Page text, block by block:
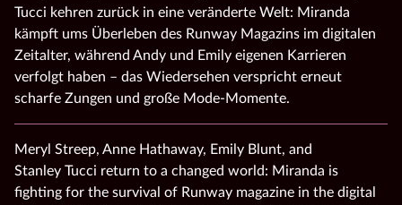
Tucci kehren zurück in eine veränderte Welt: Miranda
kämpft ums Überleben des Runway Magazins im digitalen
Zeitalter, während Andy und Emily eigenen Karrieren
verfolgt haben – das Wiedersehen verspricht erneut
scharfe Zungen und große Mode‑Momente.
Meryl Streep, Anne Hathaway, Emily Blunt, and
Stanley Tucci return to a changed world: Miranda is
fighting for the survival of Runway magazine in the digital